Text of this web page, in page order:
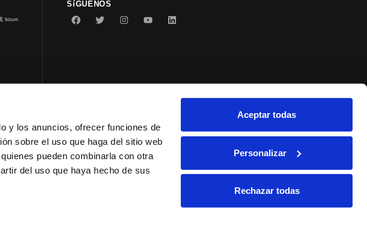
y los anuncios, ofrecer funciones de
sobre el uso que haga del sitio web
pueden combinarla con otra
del uso que haya hecho de sus
Aceptar todas
Personalizar
Rechazar todas
SíGUENOS
© 2023 Conservas Serrats